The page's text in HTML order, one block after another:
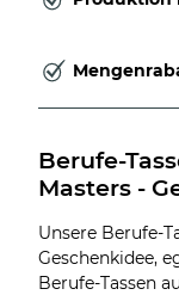
Berufe-
Masters -
Unsere Berufe-
Geschenkidee,
Berufe-Tassen